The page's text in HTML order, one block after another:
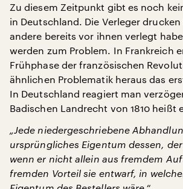
Zu diesem Zeitpunkt gibt es noch
in Deutschland. Die Verleger
andere bereits vor ihnen verlegt
werden zum Problem. In Frankreich
Frühphase der französischen
ähnlichen Problematik heraus das
In Deutschland reagiert man
Badischen Landrecht von 1810 heißt
„Jede niedergeschriebene
ursprüngliches Eigentum dessen,
wenn er nicht allein aus fremdem
fremden Vorteil sie entwarf, in